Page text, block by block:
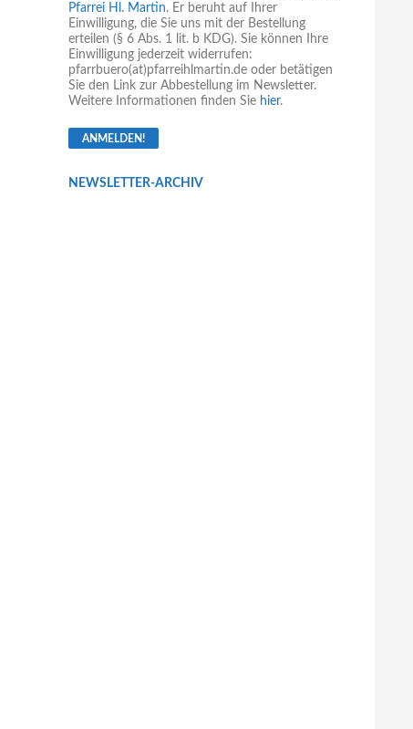
Pfarrei Hl. Martin. Er beruht auf Ihrer
Einwilligung, die Sie uns mit der Bestellung
erteilen (§ 6 Abs. 1 lit. b KDG). Sie können Ihre
Einwilligung jederzeit widerrufen:
pfarrbuero(at)pfarreihlmartin.de oder betätigen
Sie den Link zur Abbestellung im Newsletter.
Weitere Informationen finden Sie hier.
NEWSLETTER-ARCHIV